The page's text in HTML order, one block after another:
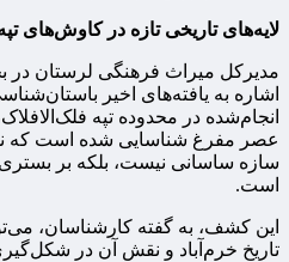
لایه‌های تاریخی تازه در کاوش‌های
مدیرکل میراث فرهنگی لرستان در
اشاره به یافته‌های اخیر
انجام‌شده در محدوده تپه
عصر مفرغ شناسایی شده است که
سازه ساسانی نیست، بلکه بر
است.
این کشف، به گفته کارشناسان،
تاریخ خرم‌آباد و نقش آن در